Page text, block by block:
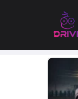
เรื่อง
ล่าสุด